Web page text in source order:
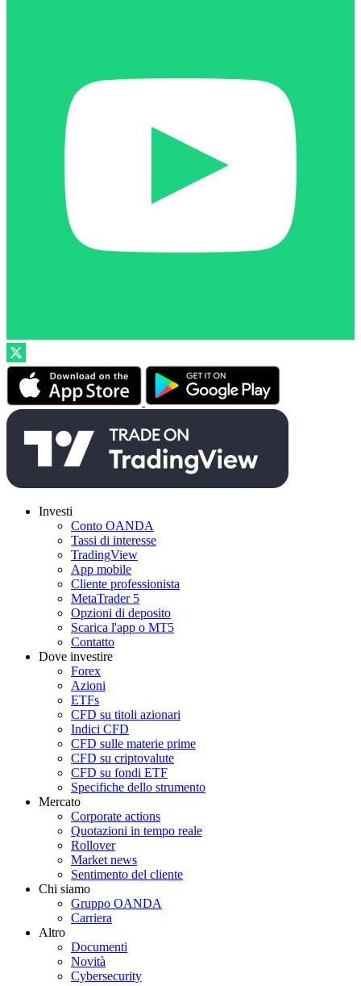
Investi
Conto OANDA
Tassi di interesse
TradingView
App mobile
Cliente professionista
MetaTrader 5
Opzioni di deposito
Scarica l'app o MT5
Contatto
Dove investire
Forex
Azioni
ETFs
CFD su titoli azionari
Indici CFD
CFD sulle materie prime
CFD su criptovalute
CFD su fondi ETF
Specifiche dello strumento
Mercato
Corporate actions
Quotazioni in tempo reale
Rollover
Market news
Sentimento del cliente
Chi siamo
Gruppo OANDA
Carriera
Altro
Documenti
Novità
Cybersecurity